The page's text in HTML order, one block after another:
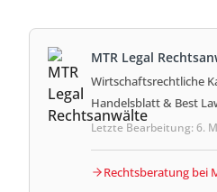
MTR Legal
Wirtschaftsrechtliche
Handelsblatt & Best
Letzte Bearbeitung: 6.
Rechtsberatung bei